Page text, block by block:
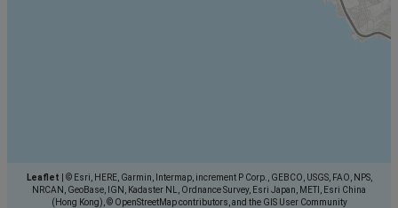
Leaflet
© Esri, HERE, Garmin, Intermap, increment P Corp., GEBCO, USGS, FAO, NPS,
NRCAN, GeoBase, IGN, Kadaster NL, Ordnance Survey, Esri Japan, METI, Esri China
(Hong Kong), © OpenStreetMap contributors, and the GIS User Community